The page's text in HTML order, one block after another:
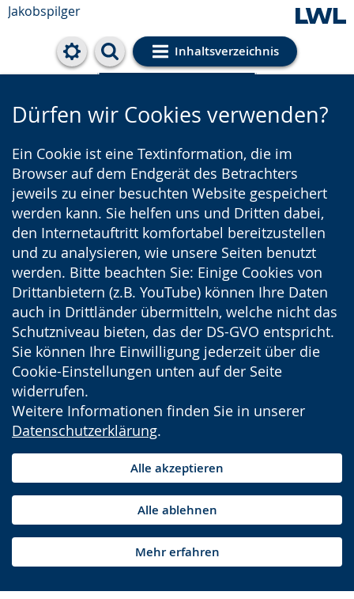
Jakobspilger
Inhaltsverzeichnis
Cookie-Einstellungen
Dürfen wir Cookies verwenden?
Ein Cookie ist eine Textinformation, die im
Browser auf dem Endgerät des Betrachters
jeweils zu einer besuchten Website gespeichert
werden kann. Sie helfen uns und Dritten dabei,
den Internetauftritt komfortabel bereitzustellen
und zu analysieren, wie unsere Seiten benutzt
werden. Bitte beachten Sie: Einige Cookies von
Drittanbietern (z.B. YouTube) können Ihre Daten
auch in Drittländer übermitteln, welche nicht das
Schutzniveau bieten, das der DS-GVO entspricht.
Sie können Ihre Einwilligung jederzeit über die
Cookie-Einstellungen unten auf der Seite
widerrufen.
Weitere Informationen finden Sie in unserer
Datenschutzerklärung.
Alle akzeptieren
Alle ablehnen
Mehr erfahren